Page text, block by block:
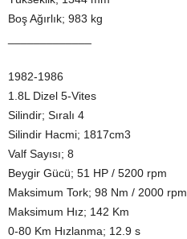
Boş Ağırlık; 983 kg
1982-1986
1.8L Dizel 5-Vites
Silindir; Sıralı 4
Silindir Hacmi; 1817cm3
Valf Sayısı; 8
Beygir Gücü; 51 HP / 5200 rpm
Maksimum Tork; 98 Nm / 2000 rpm
Maksimum Hız; 142 Km
0-80 Km Hızlanma; 12.9 s